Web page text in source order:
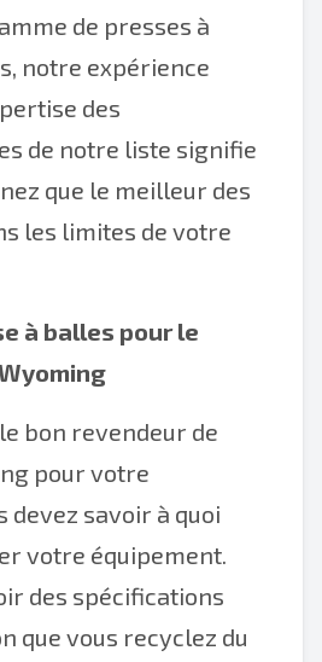
de presses à
notre expérience
des
de notre liste signifie
que le meilleur des
les limites de votre
à balles pour le
bon revendeur de
pour votre
devez savoir à quoi
votre équipement.
des spécifications
que vous recyclez du